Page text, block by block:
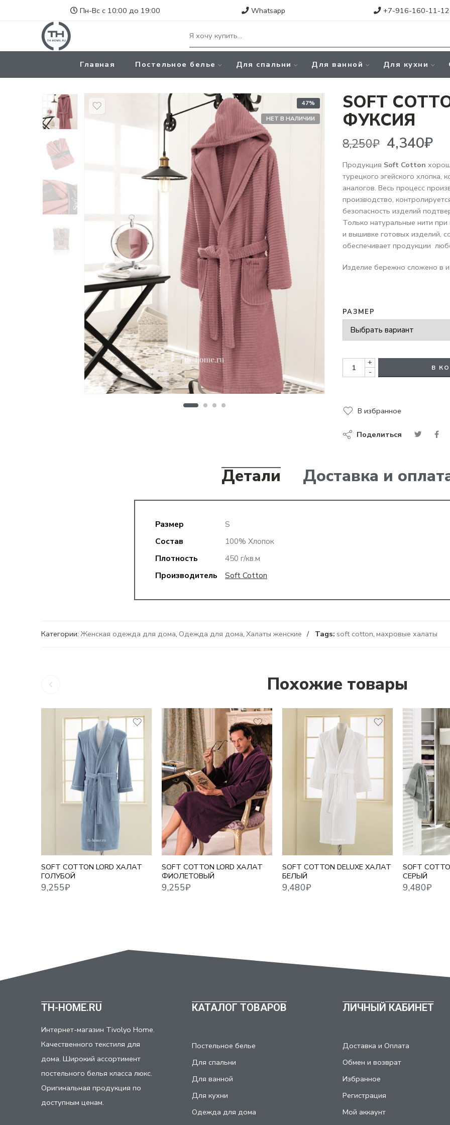
Пн-Вс с 10:00 до 19:00 Whatsapp +7-916-160-11-12
Главная Постельное белье Для спальни Для ванной Для кухни
47%
НЕТ В НАЛИЧИИ
SOFT
ФУКСИЯ
4,340₽
Продукция Soft Cotton
турецкого эгейского хлопка,
аналогов. Весь процесс
производство,
безопасность изделий
Только натуральные нити
и вышивке готовых изделий,
обеспечивает продукции
Изделие бережно сложено в
РАЗМЕР
+
-
В
В избранное
Поделиться
Детали Доставка и
Размер
S
Состав
100% Хлопок
Плотность
450 г/кв.м
Производитель
Soft Cotton
Категории: Женская одежда для дома, Одежда для дома, Халаты женские Tags: soft cotton, махровые халаты
Похожие товары
SOFT COTTON LORD ХАЛАТ
ГОЛУБОЙ
₽
SOFT COTTON LORD ХАЛАТ
ФИОЛЕТОВЫЙ
9,255₽
S
L
XL
2XL
SOFT COTTON DELUXE ХАЛАТ
БЕЛЫЙ
9,480
SOFT
СЕРЫЙ
9,480₽
L
XL
2XL
TH-HOME.RU
Интернет-магазин Tivolyo Home.
Качественного текстиля для
дома. Широкий ассортимент
постельного белья класса люкс.
Оригинальная продукция по
доступным ценам.
КАТАЛОГ ТОВАРОВ
Постельное белье
Для спальни
Для ванной
Для кухни
Одежда для дома
ЛИЧНЫЙ КАБИНЕТ
Доставка и Оплата
Обмен и возврат
Избранное
Регистрация
Мой аккаунт